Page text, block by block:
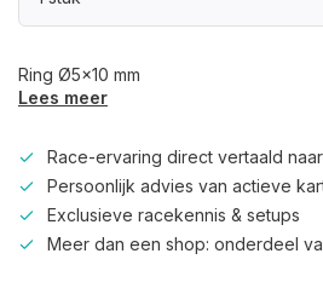
Ring Ø5×10 mm
Lees meer
Race-ervaring direct vertaald
Persoonlijk advies van actieve
Exclusieve racekennis & setups
Meer dan een shop: onderdeel